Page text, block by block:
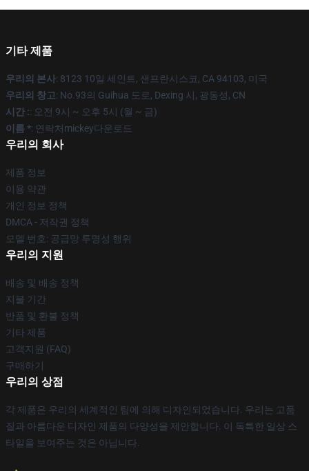
기타 제품
우리의 본사: 8123 10일 세인트, 샌프란시스코, CA 94103, 미국
우리의 창고: No.93의 Guihua 도로, Dexing 시, 광동성, CN
시간 :: 오전 9시 ~ 오후 5시 (월 ~ 금)
이름 *: 연락처mickey다운로드
우리의 회사
제품 정보
이용 약관
개인 정보 정책
DMCA - 저작권 정책
모델 번호: 공급망 투명성 행위
우리의 지원
배송 및 배송 정책
지불 기간
반품 및 환불 정책
기타 제품
고객지원 (FAQ)
구매하기
우리의 상점
각 제품은 우리의 세계적인 팀에 의해 디자인되었습니다. 우리는 고품
질과 아름다운 디자인 제품의 다양성을 제안합니다. 이 독특한 일상 스
타일을 보여주는 것은 아닙니다.